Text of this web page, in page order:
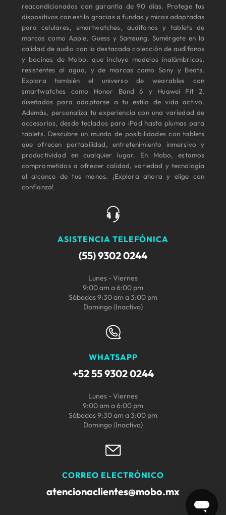
reacondicionados con garantía de 90 días. Protege tus
dispositivos con estilo gracias a fundas y micas adaptadas
para celulares, smartwatches, audífonos y tablets de
marcas como Apple, Guess y Samsung. Sumérgete en la
calidad de audio con la destacada colección de audífonos
y bocinas de Mobo, que incluye modelos inalámbricos,
resistentes al agua, y de marcas como Sony y Beats.
Explora también el universo de wearables con
smartwatches como Honor Band 6 y Huawei Fit 2,
diseñados para adaptarse a tu estilo de vida activo.
Además, personaliza tu experiencia con una variedad de
accesorios, desde teclados para iPad hasta plumas para
tablets. Descubre un mundo de posibilidades con tablets
que ofrecen portabilidad, entretenimiento inmersivo y
productividad en cualquier lugar. En Mobo, estamos
comprometidos a ofrecer calidad, variedad y tecnología
al alcance de tus manos. ¡Explora ahora y elige con
confianza!
ASISTENCIA TELEFÓNICA
(55) 9302 0244
Lunes - Viernes
9:00 am a 6:00 pm
Sábados 9:30 am a 3:00 pm
Domingo (Inactivo)
WHATSAPP
+52 55 9302 0244
Lunes - Viernes
9:00 am a 6:00 pm
Sábados 9:30 am a 3:00 pm
Domingo (Inactivo)
CORREO ELECTRÓNICO
atencionaclientes@mobo.mx